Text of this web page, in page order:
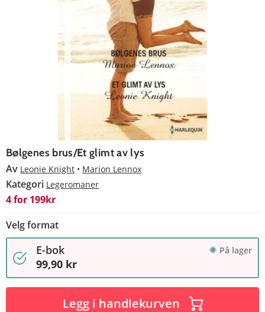
Bølgenes brus/Et glimt av lys
Av Leonie Knight Marion Lennox
Kategori Legeromaner
4 for 199kr
Velg format
E-bok På lager
99,90 kr
Legg i handlekurven